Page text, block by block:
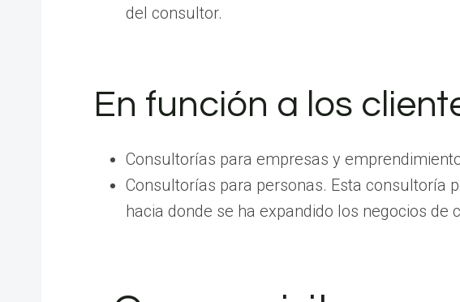
del consultor.
En función a los
Consultorías para empresas y
Consultorías para personas. Esta consultoría
hacia donde se ha expandido los negocios de